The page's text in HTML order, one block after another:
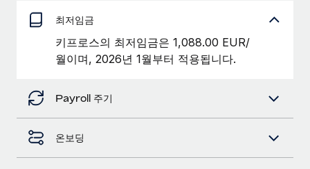
법인 설립
법인 설립을 빠르고 준법적으로 지원
글로벌 인재 이동 및 전근
복리후생
손쉬운 직원 복리후생 관리
계약자 관리
블로그 둘러보기
블로그
Remote 제품 관련 소식: Gusto 및 Xero와의 통합과
Remote Contractor Management Plus
최저임금
키프로스의 최저임금은 1,088.00 EUR/
월이며, 2026년 1월부터 적용됩니다.
Payroll 주기
온보딩